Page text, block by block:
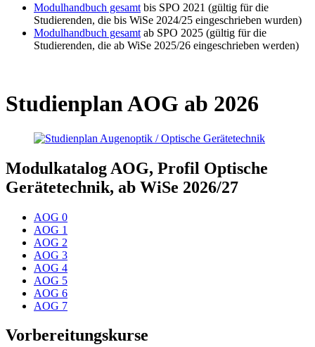
Modulhandbuch gesamt bis SPO 2021 (gültig für die
Studierenden, die bis WiSe 2024/25 eingeschrieben wurden)
Modulhandbuch gesamt ab SPO 2025 (gültig für die
Studierenden, die ab WiSe 2025/26 eingeschrieben werden)
Studienplan AOG ab 2026
Modulkatalog AOG, Profil Optische
Gerätetechnik, ab WiSe 2026/27
AOG 0
AOG 1
AOG 2
AOG 3
AOG 4
AOG 5
AOG 6
AOG 7
Vorbereitungskurse